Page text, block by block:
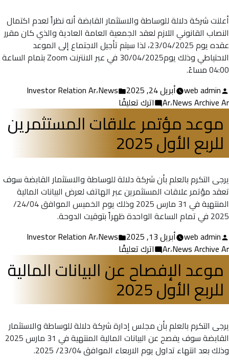
الأول
للعام
2025
أعلنت شركة دلالة للوساطة والاستثمار القابضة أنه نظراً لعدم اكتمال
النصاب القانوني اللازم لعقد الجمعية العامة العادية والذي كان مقرر
عقده يوم 23/04/2025، لذا سيتم تأجيل الاجتماع إلى الموعد
الاحتياطي وذلك يوم30/04/2025 في عبر الانترنت Zoom بتمام الساعة
04:00 مساءً.
تمّ
النشر
web admin أبريل 24, 2025
نُشر
Investor Relation Ar،News
Ar،News Archive Ar اترك تعليقًا
تأجيل
اجتماع
الجمعية
العامة
موعد مؤتمر علاقات المستثمرين
للربع الأول 2025
يرجى التكرم بالعلم بأن شركة دلالة للوساطة والاستثمار القابضة سوف
تعقد مؤتمر علاقات المستثمرين عبر الهاتف لعرض البيانات المالية
المنتهية في 31 مارس 2025 وذلك يوم الخميس الموافق 24/04/
2025 في تمام الساعة الواحدة ظهراً بتوقيت الدوحة.
تمّ
النشر
web admin أبريل 13, 2025
نُشر
Investor Relation Ar،News
Ar،News Archive Ar اترك تعليقًا
مؤتمر
علاقات
المستثمرين
الأول
2025
موعد الإفصاح عن البيانات المالية
للربع الأول 2025
يرجى التكرم بالعلم بأن مجلس إدارة شركة دلالة للوساطة والاستثمار
القابضة سوف يفصح عن البيانات المالية المنتهية في 31 مارس 2025
وذلك بعد انتهاء تداول يوم الاربعاء الموافق 23/04/ 2025.